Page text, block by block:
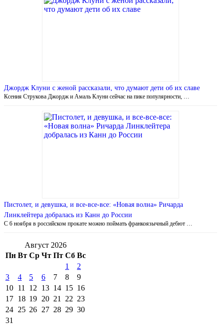
Джордж Клуни с женой рассказали, что думают дети об их славе
Ксения Струкова Джордж и Амаль Клуни сейчас на пике популярности, …
Пистолет, и девушка, и все-все-все: «Новая волна» Ричарда
Линклейтера добралась из Канн до России
С 6 ноября в российском прокате можно поймать франкоязычный дебют …
Август 2026
Пн Вт Ср Чт Пт Сб Вс
1
2
3
4 5 6 7 8
9
10 11 12 13 14 15 16
17 18 19 20 21 22 23
24 25 26 27 28 29 30
31